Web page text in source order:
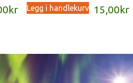
kr 15,00 kr
Legg i handlekurv